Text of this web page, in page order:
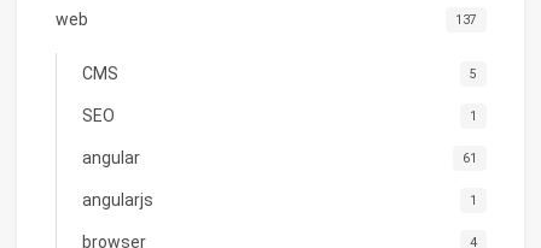
web 137
CMS 5
SEO 1
angular 61
angularjs 1
browser 4